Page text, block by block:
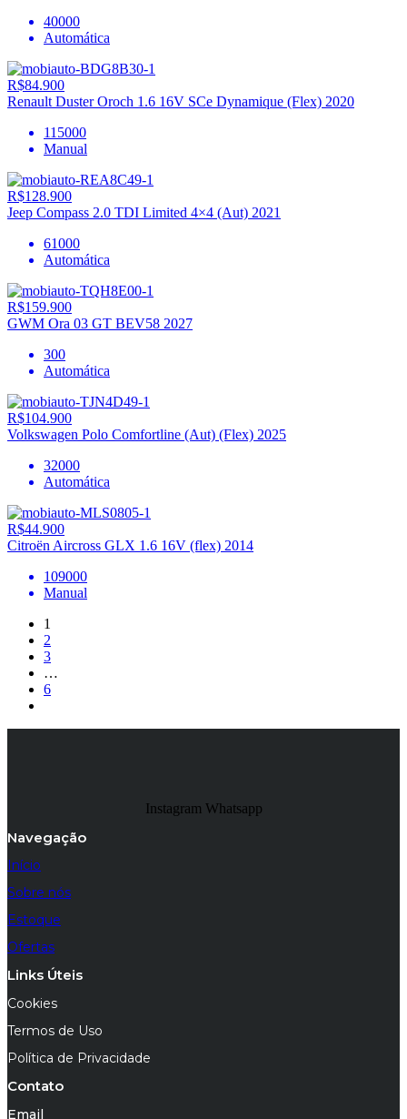
40000
Automática
R$84.900
Renault Duster Oroch 1.6 16V SCe Dynamique (Flex) 2020
115000
Manual
R$128.900
Jeep Compass 2.0 TDI Limited 4×4 (Aut) 2021
61000
Automática
R$159.900
GWM Ora 03 GT BEV58 2027
300
Automática
R$104.900
Volkswagen Polo Comfortline (Aut) (Flex) 2025
32000
Automática
R$44.900
Citroën Aircross GLX 1.6 16V (flex) 2014
109000
Manual
1
2
3
…
6
Instagram Whatsapp
Navegação
Início
Sobre nós
Estoque
Ofertas
Links Úteis
Cookies
Termos de Uso
Política de Privacidade
Contato
Email